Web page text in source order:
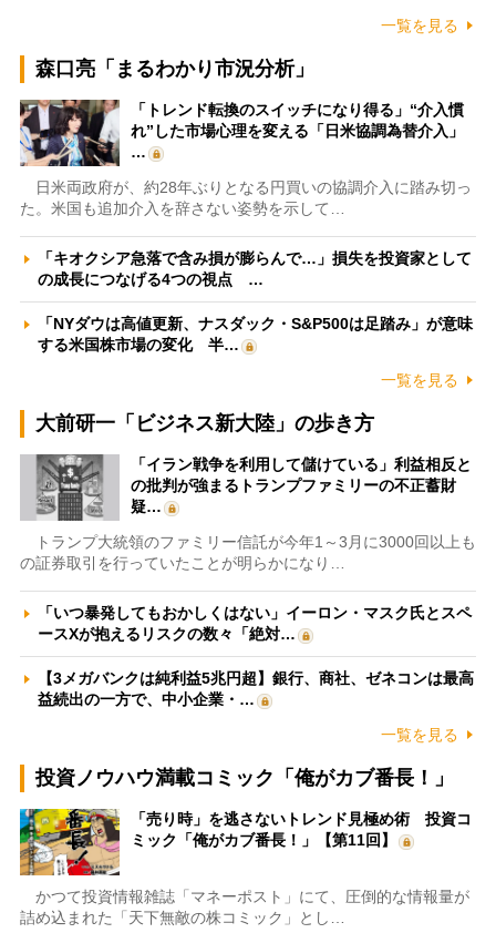
一覧を見る
森口亮「まるわかり市況分析」
「トレンド転換のスイッチになり得る」“介入慣
れ”した市場心理を変える「日米協調為替介入」
…
日米両政府が、約28年ぶりとなる円買いの協調介入に踏み切っ
た。米国も追加介入を辞さない姿勢を示して…
「キオクシア急落で含み損が膨らんで…」損失を投資家として
の成長につなげる4つの視点 …
「NYダウは高値更新、ナスダック・S&P500は足踏み」が意味
する米国株市場の変化 半…
一覧を見る
大前研一「ビジネス新大陸」の歩き方
「イラン戦争を利用して儲けている」利益相反と
の批判が強まるトランプファミリーの不正蓄財
疑…
トランプ大統領のファミリー信託が今年1～3月に3000回以上も
の証券取引を行っていたことが明らかになり…
「いつ暴発してもおかしくはない」イーロン・マスク氏とスペ
ースXが抱えるリスクの数々「絶対…
【3メガバンクは純利益5兆円超】銀行、商社、ゼネコンは最高
益続出の一方で、中小企業・…
一覧を見る
投資ノウハウ満載コミック「俺がカブ番長！」
「売り時」を逃さないトレンド見極め術 投資コ
ミック「俺がカブ番長！」【第11回】
かつて投資情報雑誌「マネーポスト」にて、圧倒的な情報量が
詰め込まれた「天下無敵の株コミック」とし…